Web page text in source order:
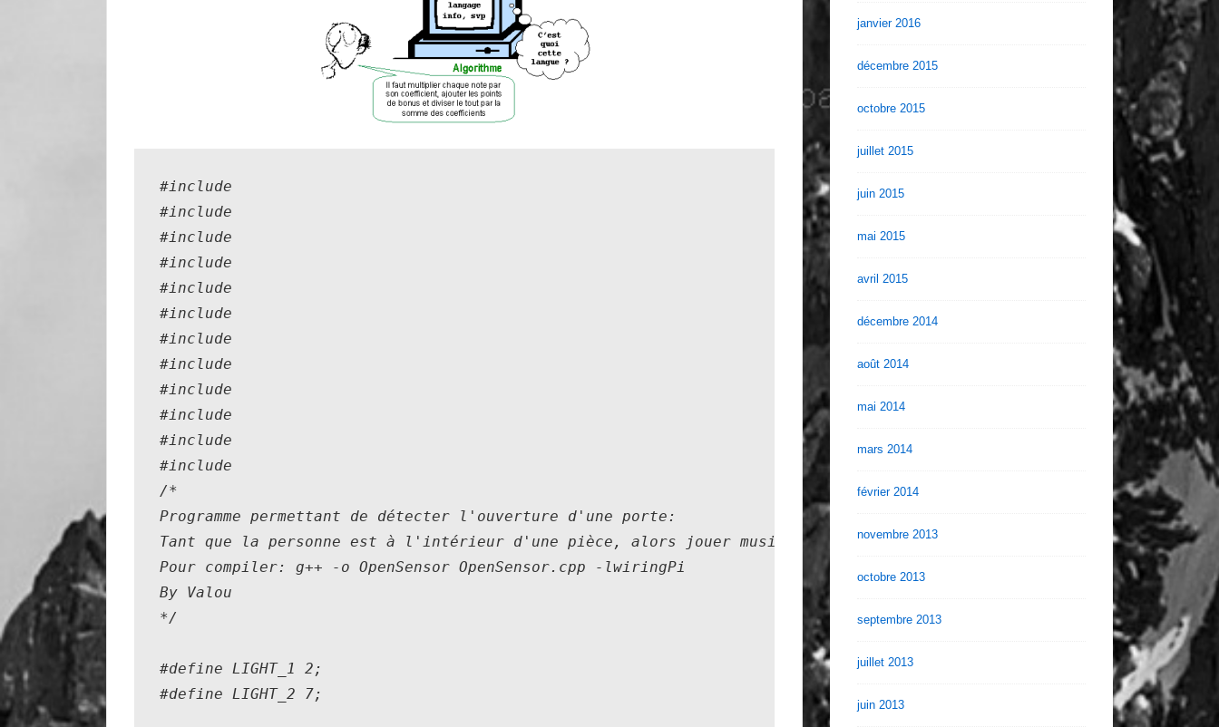
#include
#include
#include
#include
#include
#include
#include
#include
#include
#include
#include
#include
/*
Programme permettant de détecter l'ouverture d'une porte:
Tant que la personne est à l'intérieur d'une pièce, alors jouer musique + allumer éclairage
Pour compiler: g++ -o OpenSensor OpenSensor.cpp -lwiringPi
By Valou
*/
#define LIGHT_1 2;
#define LIGHT_2 7;
janvier 2016
décembre 2015
octobre 2015
juillet 2015
juin 2015
mai 2015
avril 2015
décembre 2014
août 2014
mai 2014
mars 2014
février 2014
novembre 2013
octobre 2013
septembre 2013
juillet 2013
juin 2013